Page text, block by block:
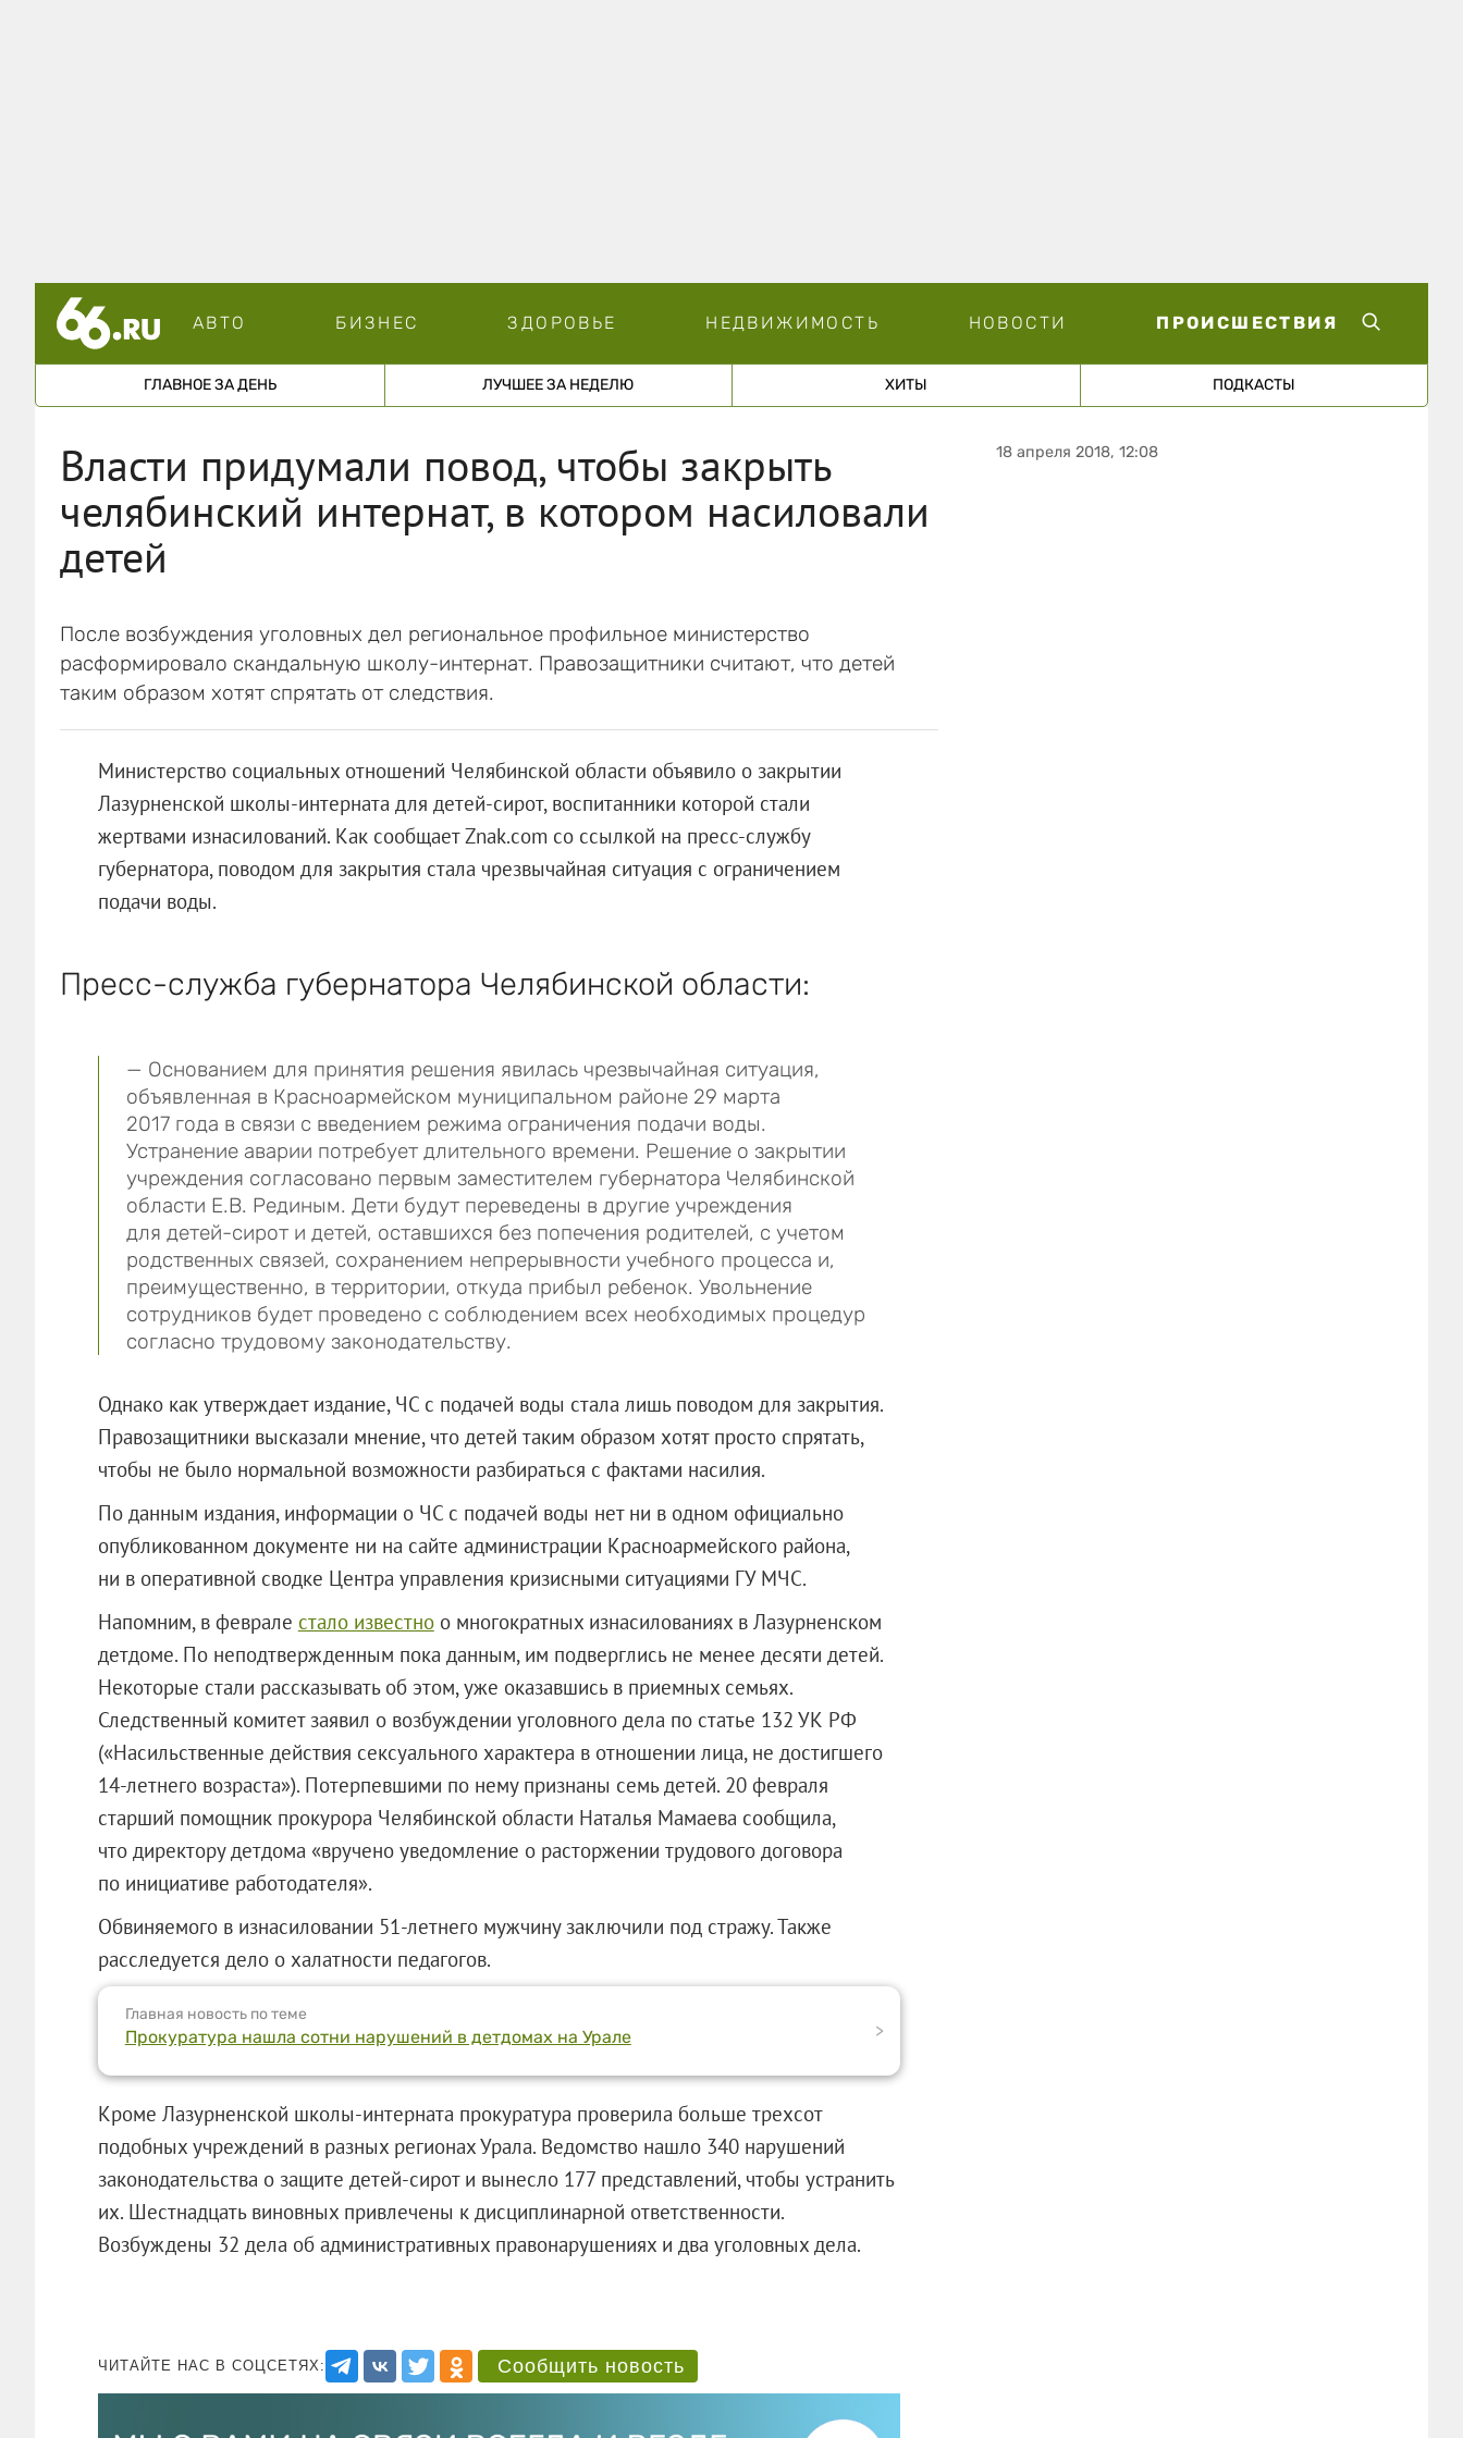
АВТО БИЗНЕС ЗДОРОВЬЕ НЕДВИЖИМОСТЬ НОВОСТИ ПРОИСШЕСТВИЯ
ГЛАВНОЕ ЗА ДЕНЬ ЛУЧШЕЕ ЗА НЕДЕЛЮ ХИТЫ ПОДКАСТЫ
Власти придумали повод, чтобы закрыть
челябинский интернат, в котором насиловали
детей
После возбуждения уголовных дел региональное профильное министерство
расформировало скандальную школу-интернат. Правозащитники считают, что детей
таким образом хотят спрятать от следствия.
Министерство социальных отношений Челябинской области объявило о закрытии
Лазурненской школы-интерната для детей-сирот, воспитанники которой стали
жертвами изнасилований. Как сообщает Znak.com со ссылкой на пресс-службу
губернатора, поводом для закрытия стала чрезвычайная ситуация с ограничением
подачи воды.
Пресс-служба губернатора Челябинской области:
— Основанием для принятия решения явилась чрезвычайная ситуация,
объявленная в Красноармейском муниципальном районе 29 марта
2017 года в связи с введением режима ограничения подачи воды.
Устранение аварии потребует длительного времени. Решение о закрытии
учреждения согласовано первым заместителем губернатора Челябинской
области Е.В. Рединым. Дети будут переведены в другие учреждения
для детей-сирот и детей, оставшихся без попечения родителей, с учетом
родственных связей, сохранением непрерывности учебного процесса и,
преимущественно, в территории, откуда прибыл ребенок. Увольнение
сотрудников будет проведено с соблюдением всех необходимых процедур
согласно трудовому законодательству.
Однако как утверждает издание, ЧС с подачей воды стала лишь поводом для закрытия.
Правозащитники высказали мнение, что детей таким образом хотят просто спрятать,
чтобы не было нормальной возможности разбираться с фактами насилия.
По данным издания, информации о ЧС с подачей воды нет ни в одном официально
опубликованном документе ни на сайте администрации Красноармейского района,
ни в оперативной сводке Центра управления кризисными ситуациями ГУ МЧС.
Напомним, в феврале стало известноо многократных изнасилованиях в Лазурненском
детдоме. По неподтвержденным пока данным, им подверглись не менее десяти детей.
Некоторые стали рассказывать об этом, уже оказавшись в приемных семьях.
Следственный комитет заявил о возбуждении уголовного дела по статье 132 УК РФ
(«Насильственные действия сексуального характера в отношении лица, не достигшего
14-летнего возраста»). Потерпевшими по нему признаны семь детей. 20 февраля
старший помощник прокурора Челябинской области Наталья Мамаева сообщила,
что директору детдома «вручено уведомление о расторжении трудового договора
по инициативе работодателя».
Обвиняемого в изнасиловании 51-летнего мужчину заключили под стражу. Также
расследуется дело о халатности педагогов.
Главная новость по теме
Прокуратура нашла сотни нарушений в детдомах на Урале >
Кроме Лазурненской школы-интерната прокуратура проверила больше трехсот
подобных учреждений в разных регионах Урала. Ведомство нашло 340 нарушений
законодательства о защите детей-сирот и вынесло 177 представлений, чтобы устранить
их. Шестнадцать виновных привлечены к дисциплинарной ответственности.
Возбуждены 32 дела об административных правонарушениях и два уголовных дела.
ЧИТАЙТЕ НАС В СОЦСЕТЯХ: Сообщить новость
18 апреля 2018, 12:08